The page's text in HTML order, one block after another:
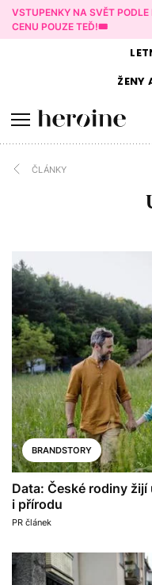
VSTUPENKY NA SVĚT
CENU POUZE TEĎ!🎟️
ŽENY
ČLÁNKY
BRANDSTORY
Data: České rodiny
i přírodu
PR článek